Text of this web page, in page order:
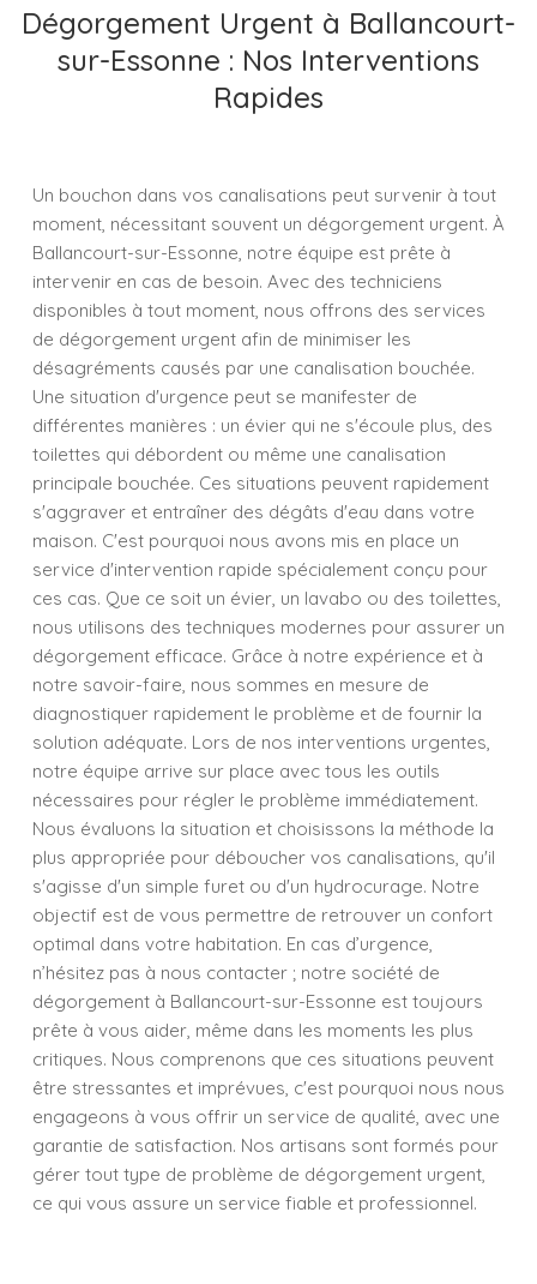
Dégorgement Urgent à Ballancourt-
sur-Essonne : Nos Interventions
Rapides
Un bouchon dans vos canalisations peut survenir à tout
moment, nécessitant souvent un dégorgement urgent. À
Ballancourt-sur-Essonne, notre équipe est prête à
intervenir en cas de besoin. Avec des techniciens
disponibles à tout moment, nous offrons des services
de dégorgement urgent afin de minimiser les
désagréments causés par une canalisation bouchée.
Une situation d'urgence peut se manifester de
différentes manières : un évier qui ne s'écoule plus, des
toilettes qui débordent ou même une canalisation
principale bouchée. Ces situations peuvent rapidement
s'aggraver et entraîner des dégâts d'eau dans votre
maison. C'est pourquoi nous avons mis en place un
service d'intervention rapide spécialement conçu pour
ces cas. Que ce soit un évier, un lavabo ou des toilettes,
nous utilisons des techniques modernes pour assurer un
dégorgement efficace. Grâce à notre expérience et à
notre savoir-faire, nous sommes en mesure de
diagnostiquer rapidement le problème et de fournir la
solution adéquate. Lors de nos interventions urgentes,
notre équipe arrive sur place avec tous les outils
nécessaires pour régler le problème immédiatement.
Nous évaluons la situation et choisissons la méthode la
plus appropriée pour déboucher vos canalisations, qu'il
s'agisse d'un simple furet ou d'un hydrocurage. Notre
objectif est de vous permettre de retrouver un confort
optimal dans votre habitation. En cas d’urgence,
n’hésitez pas à nous contacter ; notre société de
dégorgement à Ballancourt-sur-Essonne est toujours
prête à vous aider, même dans les moments les plus
critiques. Nous comprenons que ces situations peuvent
être stressantes et imprévues, c'est pourquoi nous nous
engageons à vous offrir un service de qualité, avec une
garantie de satisfaction. Nos artisans sont formés pour
gérer tout type de problème de dégorgement urgent,
ce qui vous assure un service fiable et professionnel.